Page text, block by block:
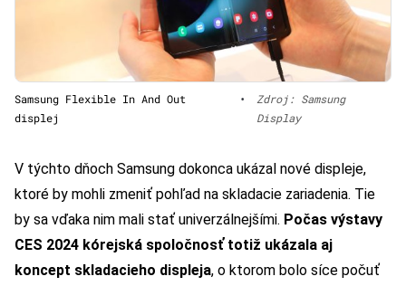
Samsung Flexible In And Out
displej
•
Zdroj: Samsung
Display
V týchto dňoch Samsung dokonca ukázal nové displeje,
ktoré by mohli zmeniť pohľad na skladacie zariadenia. Tie
by sa vďaka nim mali stať univerzálnejšími. Počas výstavy
CES 2024 kórejská spoločnosť totiž ukázala aj
koncept skladacieho displeja, o ktorom bolo síce počuť